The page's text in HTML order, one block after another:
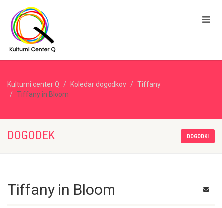
Kulturni center Q Koledar dogodkov
Tiffany
Tiffany in Bloom
DOGODEK DOGODKI
Tiffany in Bloom